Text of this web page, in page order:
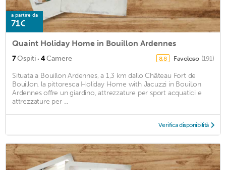
a partire da
71€
Quaint Holiday Home in Bouillon Ardennes
7Ospiti · 4Camere 8,8 Favoloso (191)
Situata a Bouillon Ardennes, a 1,3 km dallo Château Fort de
Bouillon, la pittoresca Holiday Home with Jacuzzi in Bouillon
Ardennes offre un giardino, attrezzature per sport acquatici e
attrezzature per ...
Verifica disponibilità